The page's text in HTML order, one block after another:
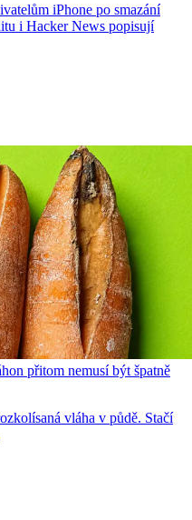
iPhone po smazání
i Hacker News popisují
přitom nemusí být špatně
vláha v půdě. Stačí